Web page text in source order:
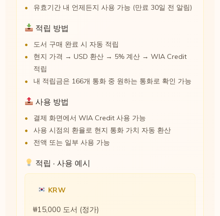
유효기간 내 언제든지 사용 가능 (만료 30일 전 알림)
적립 방법
도서 구매 완료 시 자동 적립
현지 가격 → USD 환산 → 5% 계산 → WIA Credit
적립
내 적립금은 166개 통화 중 원하는 통화로 확인 가능
사용 방법
결제 화면에서 WIA Credit 사용 가능
사용 시점의 환율로 현지 통화 가치 자동 환산
전액 또는 일부 사용 가능
적립 · 사용 예시
KRW
₩15,000 도서 (정가)